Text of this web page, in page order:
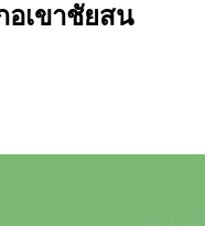
อเขาชัยสน